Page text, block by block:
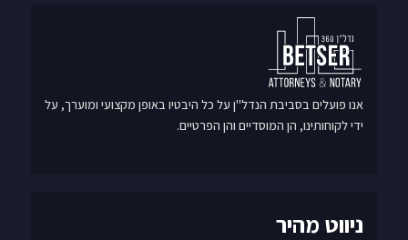
אנו פועלים בסביבת הנדל"ן על כל היבטיו באופן מקצועי ומוערך, על
ידי לקוחותינו, הן המוסדיים והן הפרטיים.
ניווט מהיר